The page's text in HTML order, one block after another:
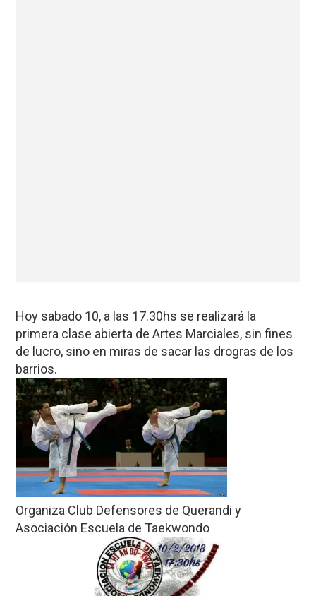
Hoy sabado 10, a las 17.30hs se realizará la
primera clase abierta de Artes Marciales, sin fines
de lucro, sino en miras de sacar las drogras de los
barrios.
Organiza Club Defensores de Querandi y
Asociación Escuela de Taekwondo